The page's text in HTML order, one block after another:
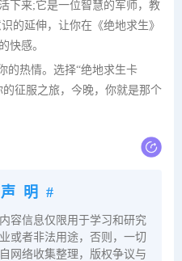
下来;它是一位智慧的军师，教
的延伸，让你在《绝地求生》
快感。
的热情。选择“绝地求生卡
征服之旅，今晚，你就是那个
明#
容信息仅限用于学习和研究
或者非法用途，否则，一切
网络收集整理，版权争议与